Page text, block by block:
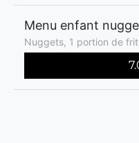
Menu enfant
Nuggets, 1 portion de